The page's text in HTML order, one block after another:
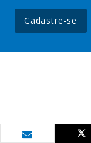
Cadastre-se